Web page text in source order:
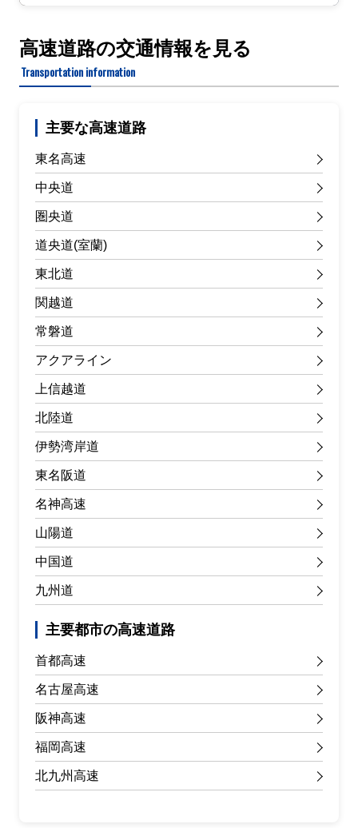
高速道路の交通情報を見る
Transportation information
主要な高速道路
東名高速
中央道
圏央道
道央道(室蘭)
東北道
関越道
常磐道
アクアライン
上信越道
北陸道
伊勢湾岸道
東名阪道
名神高速
山陽道
中国道
九州道
主要都市の高速道路
首都高速
名古屋高速
阪神高速
福岡高速
北九州高速